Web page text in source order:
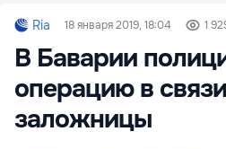
Ria 18 января 2019, 18:04 1
В Баварии
операцию в
заложницы